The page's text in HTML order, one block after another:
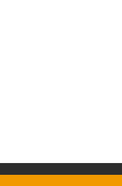
impressum